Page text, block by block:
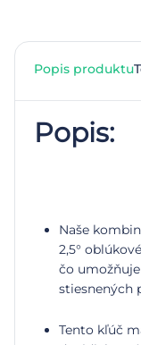
Popis produktu
Popis:
Naše
2,5°
čo
stiesnených
Tento kľúč